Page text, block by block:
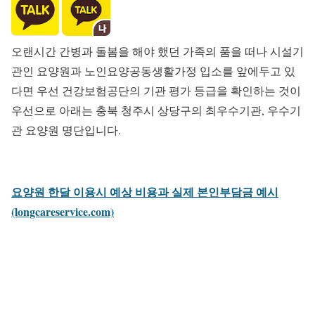
오랜시간 간병과 돌봄을 해야 했던 가족의 품을 떠나 시설기
관인 요양원과 노인요양공동생활가정 입소를 앞에두고 있
다면 우선 건강보험공단의 기관 평가 등급을 확인하는 것이
우선으로 아래는 충북 청주시 상당구의 최우수기관, 우수기
관 요양원 명단입니다.
요양원 한달 이용시 예상 비용과 실제 본인부담금 예시
(longcareservice.com)